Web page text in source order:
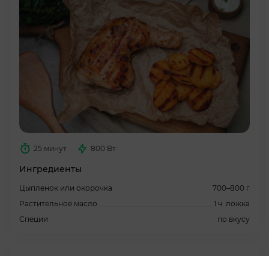
25 минут 800 Вт
Ингредиенты
Цыпленок или окорочка
700–800 г
Растительное масло
1 ч. ложка
Специи
по вкусу